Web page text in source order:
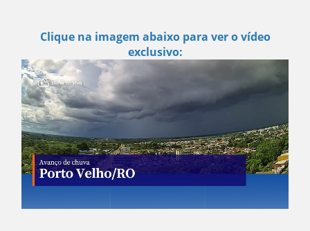
Clique na imagem abaixo para ver o vídeo
exclusivo: